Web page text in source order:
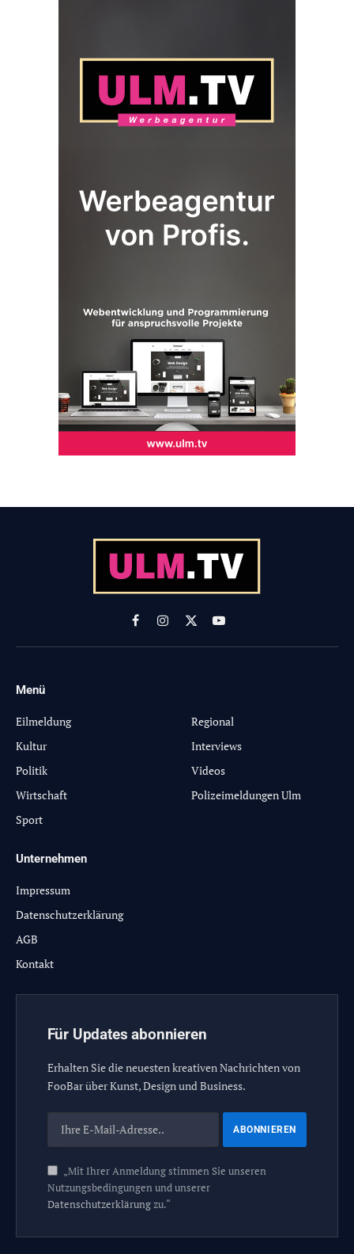
FacebookInstagram
X
(Twitter)
YouTube
Menü
Eilmeldung
Kultur
Politik
Wirtschaft
Sport
Regional
Interviews
Videos
Polizeimeldungen Ulm
Unternehmen
Impressum
Datenschutzerklärung
AGB
Kontakt
Für Updates abonnieren
Erhalten Sie die neuesten kreativen Nachrichten von
FooBar über Kunst, Design und Business.
„Mit Ihrer Anmeldung stimmen Sie unseren
Nutzungsbedingungen und unserer
Datenschutzerklärungzu.“